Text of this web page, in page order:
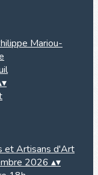
Mariou-
▾
et Artisans d'Art
2026 ▴▾